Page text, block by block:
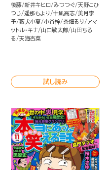
後藤 新井キヒロ みつつぐ 天野こひ
つじ
遥那もより 十凪高志 美月李
予 藪犬小夏 小谷梓 茶畑るり
アマ
ットル・キナ
山口敏太郎
山田ちる
る
天海杏菜
試し読み